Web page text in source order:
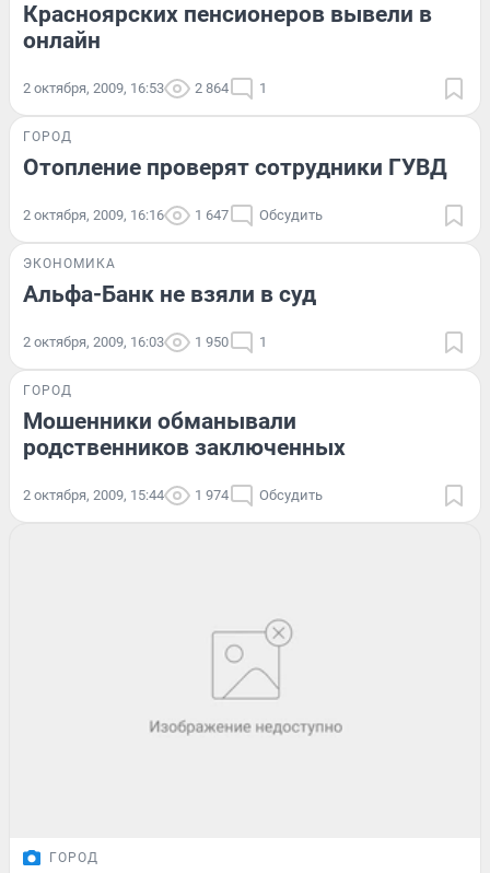
Красноярских пенсионеров вывели в
онлайн
2 октября, 2009, 16:53 2 864 1
ГОРОД
Отопление проверят сотрудники ГУВД
2 октября, 2009, 16:16 1 647 Обсудить
ЭКОНОМИКА
Альфа-Банк не взяли в суд
2 октября, 2009, 16:03 1 950 1
ГОРОД
Мошенники обманывали
родственников заключенных
2 октября, 2009, 15:44 1 974 Обсудить
ГОРОД